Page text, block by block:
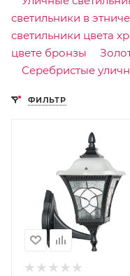
светильники в
светильники цвета
цвете бронзы
Серебристые
ФИЛЬТР